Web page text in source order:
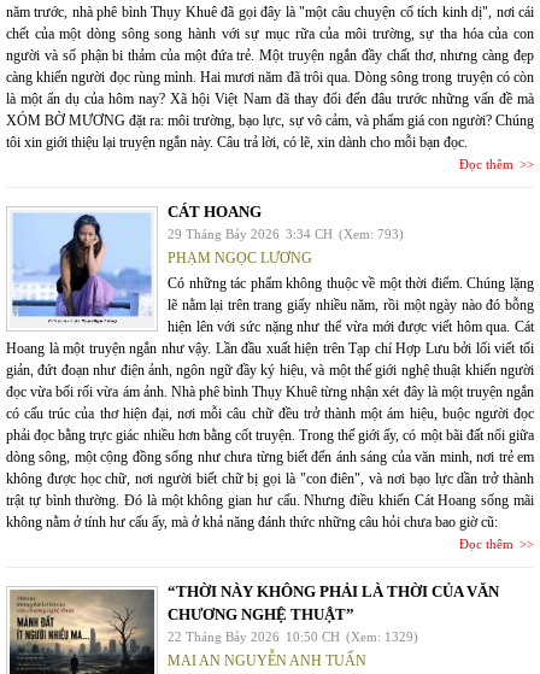
năm trước, nhà phê bình Thụy Khuê đã gọi đây là "một câu chuyện cổ tích kinh dị", nơi cái
chết của một dòng sông song hành với sự mục rữa của môi trường, sự tha hóa của con
người và số phận bi thảm của một đứa trẻ. Một truyện ngắn đầy chất thơ, nhưng càng đẹp
càng khiến người đọc rùng mình. Hai mươi năm đã trôi qua. Dòng sông trong truyện có còn
là một ẩn dụ của hôm nay? Xã hội Việt Nam đã thay đổi đến đâu trước những vấn đề mà
XÓM BỜ MƯƠNG đặt ra: môi trường, bạo lực, sự vô cảm, và phẩm giá con người? Chúng
tôi xin giới thiệu lại truyện ngắn này. Câu trả lời, có lẽ, xin dành cho mỗi bạn đọc.
Đọc thêm
CÁT HOANG
29 Tháng Bảy 2026 3:34 CH (Xem: 793)
PHẠM NGỌC LƯƠNG
Có những tác phẩm không thuộc về một thời điểm. Chúng lặng
lẽ nằm lại trên trang giấy nhiều năm, rồi một ngày nào đó bỗng
hiện lên với sức nặng như thể vừa mới được viết hôm qua. Cát
Hoang là một truyện ngắn như vậy. Lần đầu xuất hiện trên Tạp chí Hợp Lưu bởi lối viết tối
giản, đứt đoạn như điện ảnh, ngôn ngữ đầy ký hiệu, và một thế giới nghệ thuật khiến người
đọc vừa bối rối vừa ám ảnh. Nhà phê bình Thụy Khuê từng nhận xét đây là một truyện ngắn
có cấu trúc của thơ hiện đại, nơi mỗi câu chữ đều trở thành một ám hiệu, buộc người đọc
phải đọc bằng trực giác nhiều hơn bằng cốt truyện. Trong thế giới ấy, có một bãi đất nổi giữa
dòng sông, một cộng đồng sống như chưa từng biết đến ánh sáng của văn minh, nơi trẻ em
không được học chữ, nơi người biết chữ bị gọi là "con điên", và nơi bạo lực dần trở thành
trật tự bình thường. Đó là một không gian hư cấu. Nhưng điều khiến Cát Hoang sống mãi
không nằm ở tính hư cấu ấy, mà ở khả năng đánh thức những câu hỏi chưa bao giờ cũ:
Đọc thêm
“THỜI NÀY KHÔNG PHẢI LÀ THỜI CỦA VĂN
CHƯƠNG NGHỆ THUẬT”
22 Tháng Bảy 2026 10:50 CH (Xem: 1329)
MAI AN NGUYỄN ANH TUẤN